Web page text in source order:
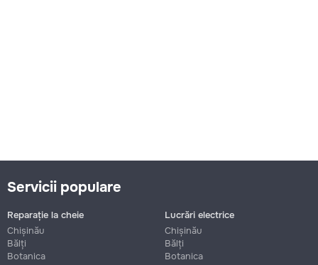
Servicii populare
Reparație la cheie
Chișinău
Bălți
Botanica
Lucrări electrice
Chișinău
Bălți
Botanica